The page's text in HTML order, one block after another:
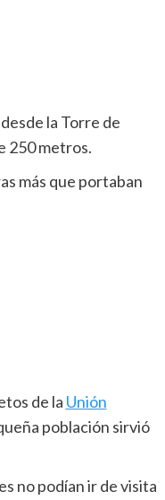
la Torre de
250 metros.
más que portaban
de la Unión
población sirvió
no podían ir de visita